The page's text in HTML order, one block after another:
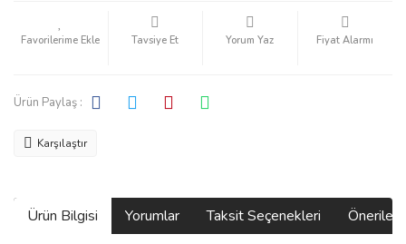
Tavsiye Et Yorum Yaz Fiyat Alarmı
Ürün Paylaş :
Karşılaştır
Ürün Bilgisi Yorumlar Taksit Seçenekleri